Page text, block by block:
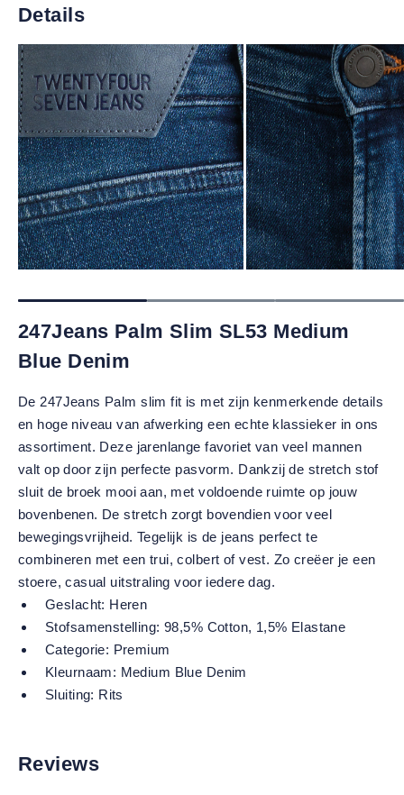
Details
247Jeans Palm Slim SL53 Medium
Blue Denim
De 247Jeans Palm slim fit is met zijn kenmerkende details
en hoge niveau van afwerking een echte klassieker in ons
assortiment. Deze jarenlange favoriet van veel mannen
valt op door zijn perfecte pasvorm. Dankzij de stretch stof
sluit de broek mooi aan, met voldoende ruimte op jouw
bovenbenen. De stretch zorgt bovendien voor veel
bewegingsvrijheid. Tegelijk is de jeans perfect te
combineren met een trui, colbert of vest. Zo creëer je een
stoere, casual uitstraling voor iedere dag.
Geslacht: Heren
Stofsamenstelling: 98,5% Cotton, 1,5% Elastane
Categorie: Premium
Kleurnaam: Medium Blue Denim
Sluiting: Rits
Reviews